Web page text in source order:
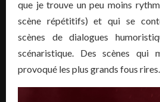
que je trouve un peu moins
scène répétitifs) et qui se
scènes de dialogues
scénaristique. Des scènes qui
provoqué les plus grands fous rires.